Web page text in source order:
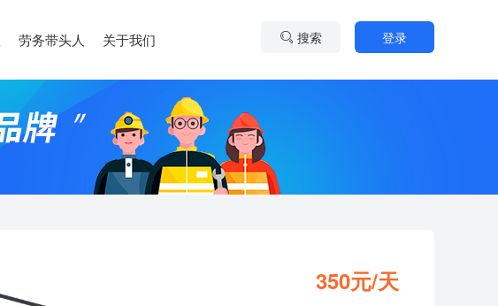
劳务带头人 关于我们 搜索 登录
350元/天